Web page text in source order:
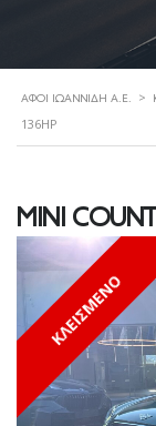
ΑΦΟΊ ΙΩΑΝΝΊΔΗ Α.Ε. >
136HP
MINI
ΚΛΕΙΣΜΕΝΟ